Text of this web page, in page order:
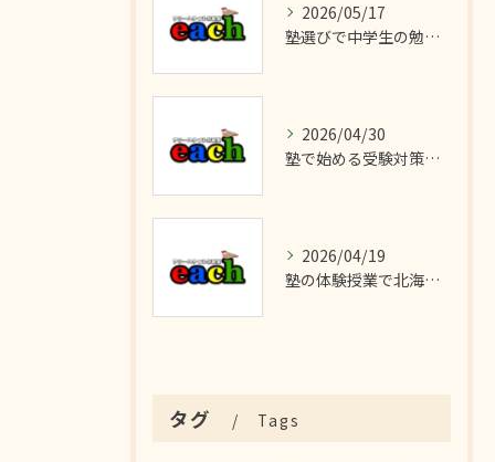
2026/05/17
塾選びで中学生の勉強を効率化する北海道岩見沢市の失敗しないポイント徹底ガイド
2026/04/30
塾で始める受験対策と岩見沢市での志望校合格までの最適な選び方
2026/04/19
塾の体験授業で北海道岩見沢市の学習習慣と部活両立を始める親子のための徹底ガイド
タグ Tags